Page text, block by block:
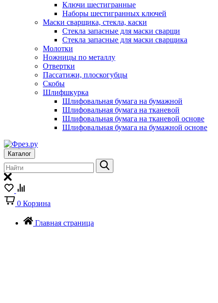
Ключи шестигранные
Наборы шестигранных ключей
Маски сварщика, стекла, каски
Стекла запасные для маски сварщи
Стекла запасные для маски сварщика
Молотки
Ножницы по металлу
Отвертки
Пассатижи, плоскогубцы
Скобы
Шлифшкурка
Шлифовальная бумага на бумажной
Шлифовальная бумага на тканевой
Шлифовальная бумага на тканевой основе
Шлифовальная бумага на бумажной основе
Каталог
0 Корзина
Главная страница